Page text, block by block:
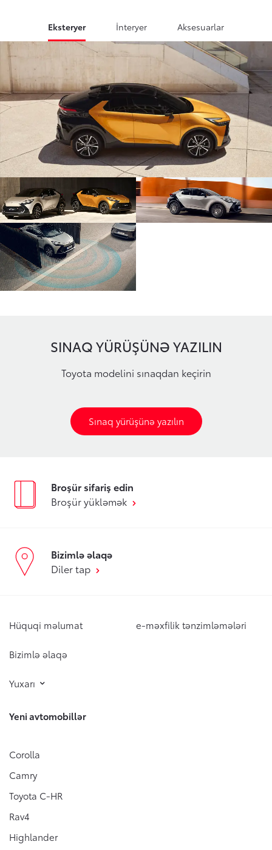
Eksteryer İnteryer Aksesuarlar
SINAQ YÜRÜŞÜNƏ YAZILIN
Toyota modelini sınaqdan keçirin
Sınaq yürüşünə yazılın
Broşür sifariş edin
Broşür yükləmək
Bizimlə əlaqə
Diler tap
Hüquqi məlumat e-məxfilik tənzimləmələri
Bizimlə əlaqə
Yuxarı
Yeni avtomobillər
Corolla
Camry
Toyota C-HR
Rav4
Highlander